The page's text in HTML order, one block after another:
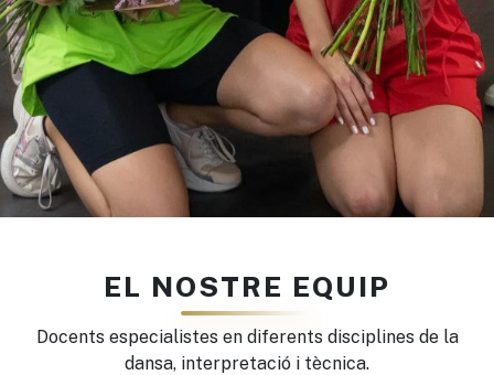
EL NOSTRE EQUIP
Docents especialistes en diferents disciplines de la
dansa, interpretació i tècnica.